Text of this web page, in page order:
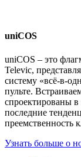
uniCOS
uniCOS – это
Televic,
систему «всё-в-
пульте.
спроектированы
последние
преемственность
Узнать больше о